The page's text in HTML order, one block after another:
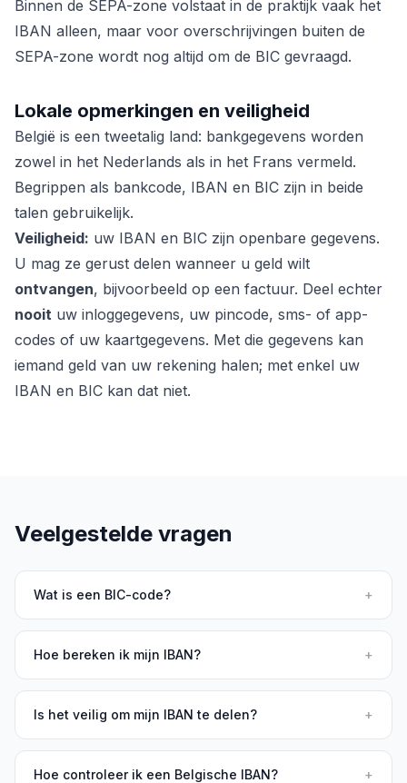
Binnen de SEPA-zone volstaat in de praktijk vaak het
IBAN alleen, maar voor overschrijvingen buiten de
SEPA-zone wordt nog altijd om de BIC gevraagd.
Lokale opmerkingen en veiligheid
België is een tweetalig land: bankgegevens worden
zowel in het Nederlands als in het Frans vermeld.
Begrippen als bankcode, IBAN en BIC zijn in beide
talen gebruikelijk.
Veiligheid: uw IBAN en BIC zijn openbare gegevens.
U mag ze gerust delen wanneer u geld wilt
ontvangen, bijvoorbeeld op een factuur. Deel echter
nooit uw inloggegevens, uw pincode, sms- of app-
codes of uw kaartgegevens. Met die gegevens kan
iemand geld van uw rekening halen; met enkel uw
IBAN en BIC kan dat niet.
Veelgestelde vragen
Wat is een BIC-code? +
Hoe bereken ik mijn IBAN? +
Is het veilig om mijn IBAN te delen? +
Hoe controleer ik een Belgische IBAN? +